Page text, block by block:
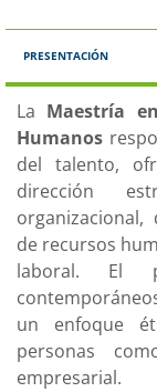
PRESENTACIÓN
La Maestría
Humanos
del talento,
dirección
de recursos
laboral. El
un enfoque
personas
empresarial.